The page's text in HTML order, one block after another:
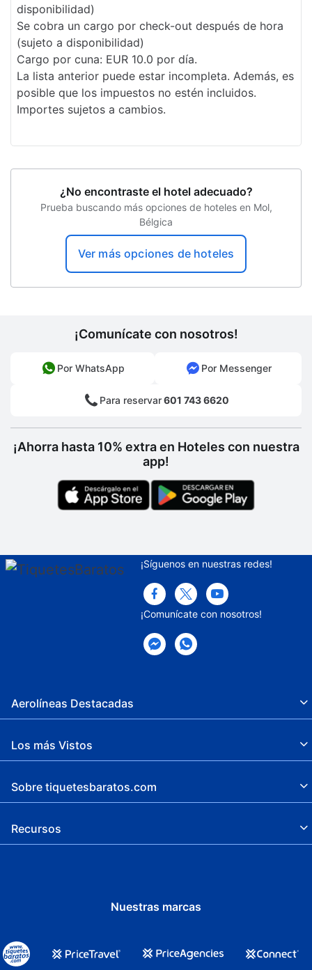
Servicios de lavandería
Paseos a caballo
Personal multilingüe
Recepción 24 horas
Programa de actividades diario
Propiedad libre de humo
Seguro
Senderismo
Solárium
Servicios con cargo extra
disponibilidad)
Se cobra un cargo por check-out después de hora
(sujeto a disponibilidad)
Cargo por cuna: EUR 10.0 por día.
La lista anterior puede estar incompleta. Además, es
posible que los impuestos no estén incluidos.
Importes sujetos a cambios.
¿No encontraste el hotel adecuado?
Prueba buscando más opciones de hoteles en Mol,
Bélgica
Ver más opciones de hoteles
¡Comunícate con nosotros!
Por WhatsApp Por Messenger
Para reservar601 743 6620
¡Ahorra hasta 10% extra en Hoteles con nuestra
app!
¡Síguenos en nuestras redes!
¡Comunícate con nosotros!
Aerolíneas Destacadas
Los más Vistos
Sobre tiquetesbaratos.com
Recursos
Nuestras marcas